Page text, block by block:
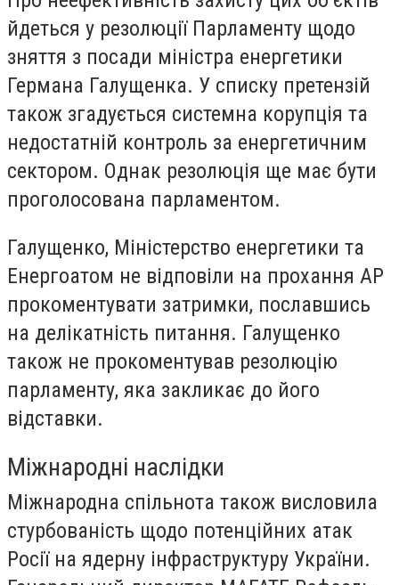
йдеться у резолюції Парламенту щодо
зняття з посади міністра енергетики
Германа Галущенка. У списку претензій
також згадується системна корупція та
недостатній контроль за енергетичним
сектором. Однак резолюція ще має бути
проголосована парламентом.
Галущенко, Міністерство енергетики та
Енергоатом не відповіли на прохання AP
прокоментувати затримки, пославшись
на делікатність питання. Галущенко
також не прокоментував резолюцію
парламенту, яка закликає до його
відставки.
Міжнародні наслідки
Міжнародна спільнота також висловила
стурбованість щодо потенційних атак
Росії на ядерну інфраструктуру України.